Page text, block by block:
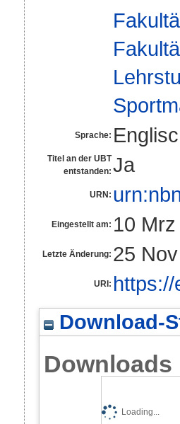
Sprache:
Titel an der UBT
entstanden: Ja
URN:
Eingestellt am: 10
Letzte Änderung: 25
URI:
Download-
Downloads
Loading...